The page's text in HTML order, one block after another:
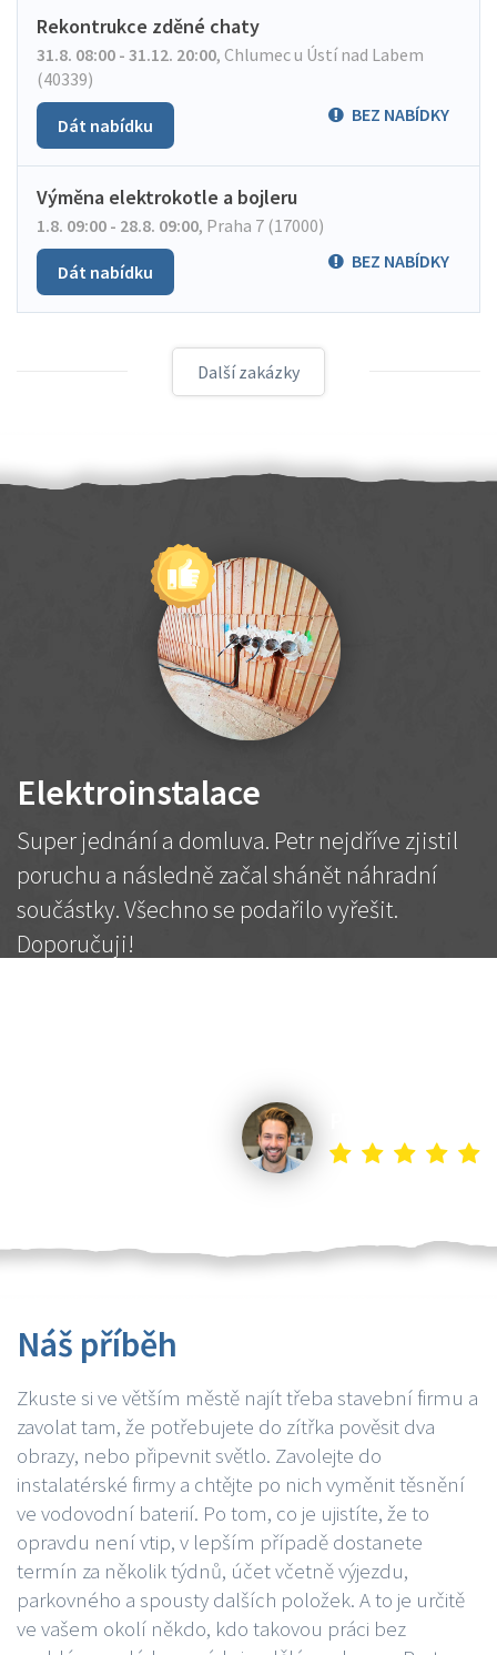
Rekontrukce zděné chaty
31.8. 08:00 - 31.12. 20:00, Chlumec u Ústí nad Labem
(40339)
BEZ NABÍDKY
Dát nabídku
Výměna elektrokotle a bojleru
1.8. 09:00 - 28.8. 09:00, Praha 7 (17000)
BEZ NABÍDKY
Dát nabídku
Další zakázky
Elektroinstalace
Super jednání a domluva. Petr nejdříve zjistil
poruchu a následně začal shánět náhradní
součástky. Všechno se podařilo vyřešit.
Doporučuji!
Náš příběh
Zkuste si ve větším městě najít třeba stavební firmu a
zavolat tam, že potřebujete do zítřka pověsit dva
obrazy, nebo připevnit světlo. Zavolejte do
instalatérské firmy a chtějte po nich vyměnit těsnění
ve vodovodní baterií. Po tom, co je ujistíte, že to
opravdu není vtip, v lepším případě dostanete
termín za několik týdnů, účet včetně výjezdu,
parkovného a spousty dalších položek. A to je určitě
ve vašem okolí někdo, kdo takovou práci bez